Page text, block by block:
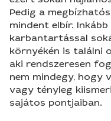
Pedig a
mindent elbír.
karbantartással
környékén is találni
aki rendszeresen
nem mindegy, hogy
vagy tényleg
sajátos pontjaiban.